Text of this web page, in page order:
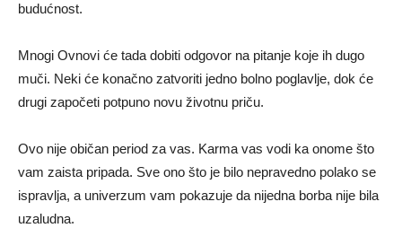
budućnost.
Mnogi Ovnovi će tada dobiti odgovor na pitanje koje ih dugo
muči. Neki će konačno zatvoriti jedno bolno poglavlje, dok će
drugi započeti potpuno novu životnu priču.
Ovo nije običan period za vas. Karma vas vodi ka onome što
vam zaista pripada. Sve ono što je bilo nepravedno polako se
ispravlja, a univerzum vam pokazuje da nijedna borba nije bila
uzaludna.